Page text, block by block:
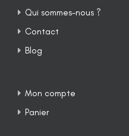
Qui sommes-nous ?
Contact
Blog
Mon compte
Panier